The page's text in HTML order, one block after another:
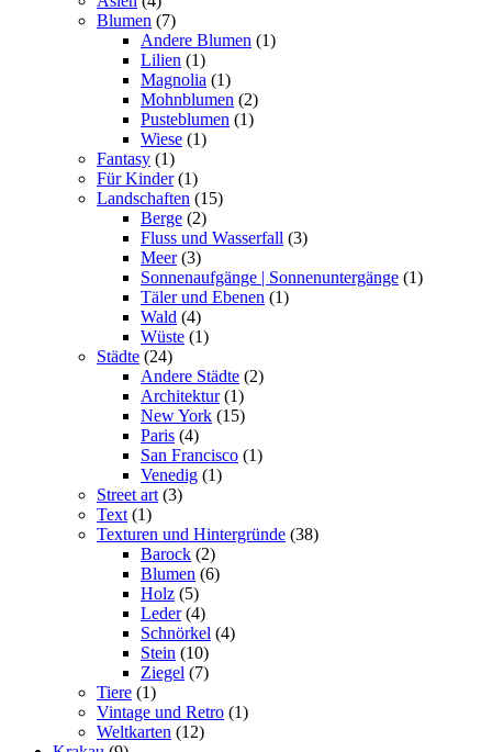
Blumen (7)
Andere Blumen (1)
Lilien (1)
Magnolia (1)
Mohnblumen (2)
Pusteblumen (1)
Wiese (1)
Fantasy (1)
Für Kinder (1)
Landschaften (15)
Berge (2)
Fluss und Wasserfall (3)
Meer (3)
Sonnenaufgänge | Sonnenuntergänge (1)
Täler und Ebenen (1)
Wald (4)
Wüste (1)
Städte (24)
Andere Städte (2)
Architektur (1)
New York (15)
Paris (4)
San Francisco (1)
Venedig (1)
Street art (3)
Text (1)
Texturen und Hintergründe (38)
Barock (2)
Blumen (6)
Holz (5)
Leder (4)
Schnörkel (4)
Stein (10)
Ziegel (7)
Tiere (1)
Vintage und Retro (1)
Weltkarten (12)